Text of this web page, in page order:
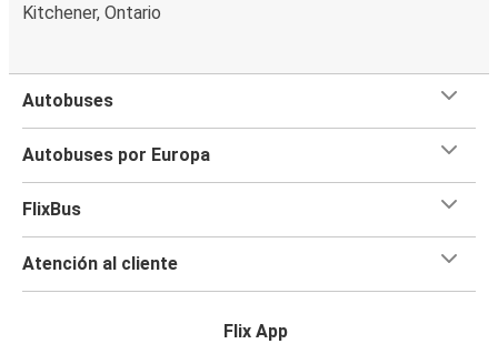
Kitchener, Ontario
Autobuses
Autobuses por Europa
FlixBus
Atención al cliente
Flix App